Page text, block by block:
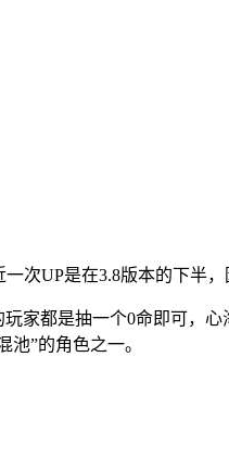
次UP是在3.8版本的下半
家都是抽一个0命即可，
”的角色之一。